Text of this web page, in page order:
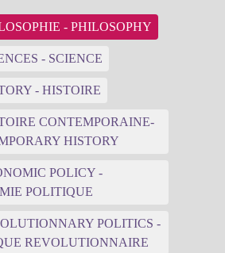
- PHILOSOPHY
- SCIENCE
- HISTOIRE
CONTEMPORAINE-
HISTORY
POLICY -
POLITIQUE
POLITICS -
REVOLUTIONNAIRE